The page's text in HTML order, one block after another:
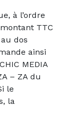
à l’ordre
TTC
dos
ainsi
MEDIA
– ZA du
le
la